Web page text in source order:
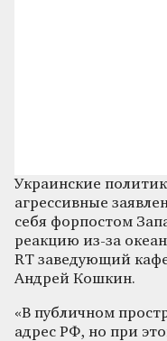
Украинские
агрессивные
себя форпостом
реакцию из-за
RT заведующий
Андрей Кошкин.
«В публичном
адрес РФ, но при